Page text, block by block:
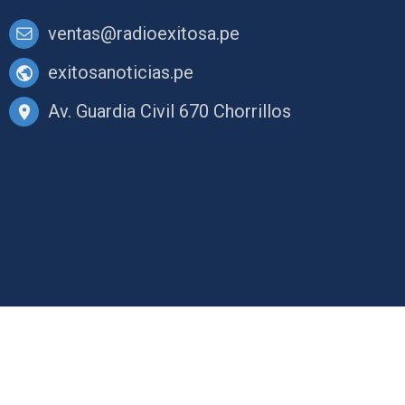
ventas@radioexitosa.pe
exitosanoticias.pe
Av. Guardia Civil 670 Chorrillos